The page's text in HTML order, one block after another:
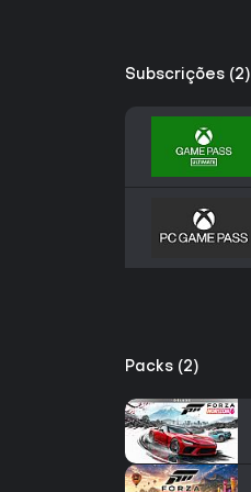
Subscrições (2)
Packs (2)